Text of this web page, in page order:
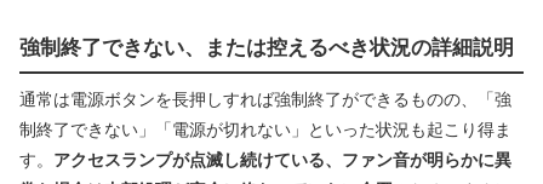
強制終了できない、または控えるべき状況の詳細説明
通常は電源ボタンを長押しすれば強制終了ができるものの、「強
制終了できない」「電源が切れない」といった状況も起こり得ま
す。 アクセスランプが点滅し続けている、ファン音が明らかに異